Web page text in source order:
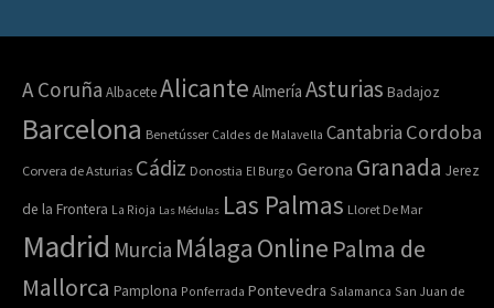
A Coruña AlbaceteAlicante Almería Asturias Badajoz
Barcelona Benetússer Caldes de Malavella Cantabria Cordoba
Corvera de Asturias Cádiz Donostia El Burgo Gerona Granada Jerez
de la Frontera La Rioja Las Médulas Las Palmas Lloret De Mar
Madrid Murcia Málaga Online Palma de
Mallorca Pamplona Ponferrada Pontevedra Salamanca San Juan de